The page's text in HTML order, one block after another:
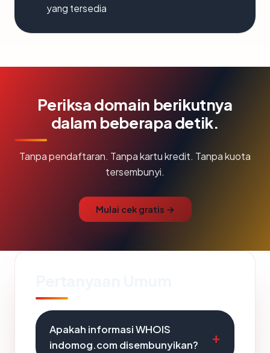
yang tersedia
Periksa domain berikutnya
dalam beberapa detik.
Tanpa pendaftaran. Tanpa kartu kredit. Tanpa kuota
tersembunyi.
Mulai cek gratis →
Apakah informasi WHOIS
indomog.com disembunyikan?